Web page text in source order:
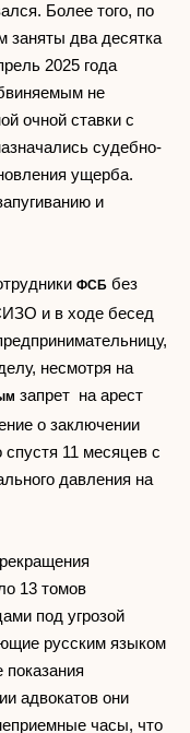
Более того, по
заняты два десятка
2025 года
не
очной ставки с
судебно-
ущерба.
и
ФСБ без
и в ходе бесед
несмотря на
запрет на арест
о заключении
11 месяцев с
давления на
13 томов
под угрозой
русским языком
показания
адвокатов они
часы, что